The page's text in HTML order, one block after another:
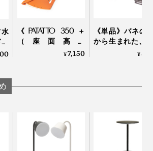
ス
《PATATTO 350＋
（座面高さ
35cm）》座面を外
¥7,150
《単品》バネの
から生まれた、
に縮む「水切り
¥